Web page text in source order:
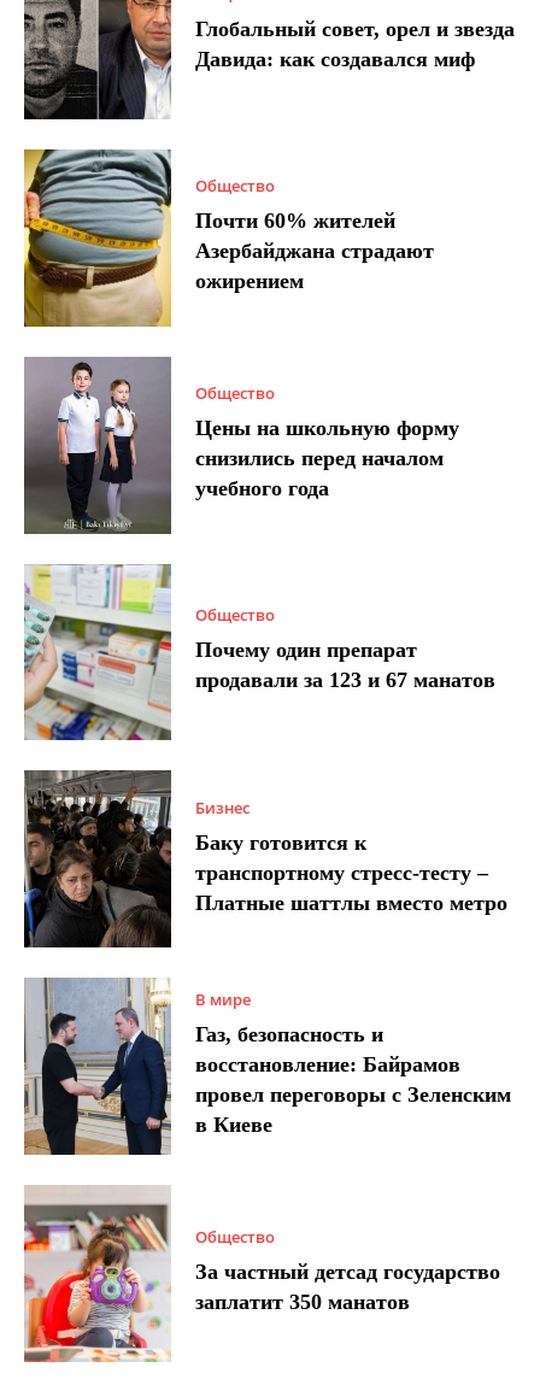
Глобальный совет, орел и звезда
Давида: как создавался миф
Общество
Почти 60% жителей
Азербайджана страдают
ожирением
Общество
Цены на школьную форму
снизились перед началом
учебного года
Общество
Почему один препарат
продавали за 123 и 67 манатов
Бизнес
Баку готовится к
транспортному стресс-тесту –
Платные шаттлы вместо метро
В мире
Газ, безопасность и
восстановление: Байрамов
провел переговоры с Зеленским
в Киеве
Общество
За частный детсад государство
заплатит 350 манатов